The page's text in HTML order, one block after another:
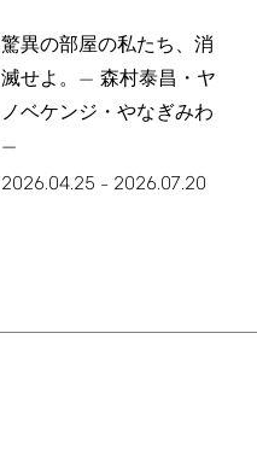
驚異の部屋の私たち、消
滅せよ。— 森村泰昌・ヤ
ノベケンジ・やなぎみわ
—
2026.04.25 – 2026.07.20